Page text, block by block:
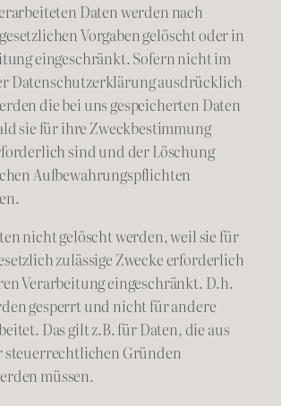
Daten werden nach
Vorgaben gelöscht oder in
eingeschränkt. Sofern nicht im
Datenschutzerklärung ausdrücklich
die bei uns gespeicherten Daten
sie für ihre Zweckbestimmung
sind und der Löschung
Aufbewahrungspflichten
nicht gelöscht werden, weil sie für
zulässige Zwecke erforderlich
Verarbeitung eingeschränkt. D.h.
gesperrt und nicht für andere
Das gilt z.B. für Daten, die aus
steuerrechtlichen Gründen
müssen.